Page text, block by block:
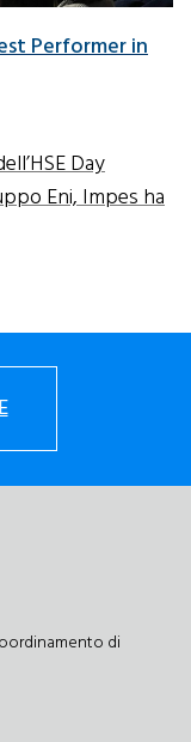
Performer in
Day
Eni, Impes ha
di